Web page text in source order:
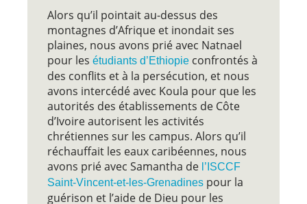
Alors qu’il pointait au-dessus des
montagnes d’Afrique et inondait ses
plaines, nous avons prié avec Natnael
pour lesétudiants d’Ethiopie confrontés à
des conflits et à la persécution, et nous
avons intercédé avec Koula pour que les
autorités des établissements de Côte
d’Ivoire autorisent les activités
chrétiennes sur les campus. Alors qu’il
réchauffait les eaux caribéennes, nous
avons prié avec Samantha de l’ISCCF
Saint-Vincent-et-les-Grenadines pour la
guérison et l’aide de Dieu pour les